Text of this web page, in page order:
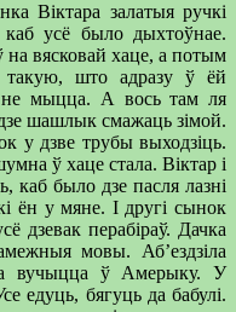
Віктара залатыя ручкі
каб усё было дыхтоўнае.
на вясковай хаце, а потым
такую, што адразу ў ёй
не мыцца. А вось там ля
шашлык смажаць зімой.
у дзве трубы выходзіць.
ў хаце стала. Віктар і
каб было дзе пасля лазні
ён у мяне. І другі сынок
дзевак перабіраў. Дачка
мовы. Аб’ездзіла
вучыцца ў Амерыку. У
едуць, бягуць да бабулі.